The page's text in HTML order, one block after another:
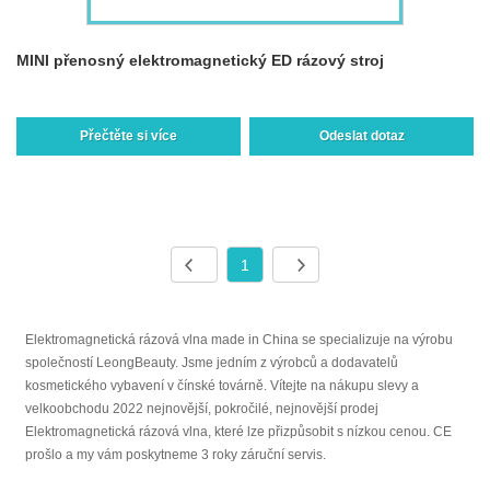
MINI přenosný elektromagnetický ED rázový stroj
Přečtěte si více Odeslat dotaz
1
Elektromagnetická rázová vlna made in China se specializuje na výrobu
společností LeongBeauty. Jsme jedním z výrobců a dodavatelů
kosmetického vybavení v čínské továrně. Vítejte na nákupu slevy a
velkoobchodu 2022 nejnovější, pokročilé, nejnovější prodej
Elektromagnetická rázová vlna, které lze přizpůsobit s nízkou cenou. CE
prošlo a my vám poskytneme 3 roky záruční servis.